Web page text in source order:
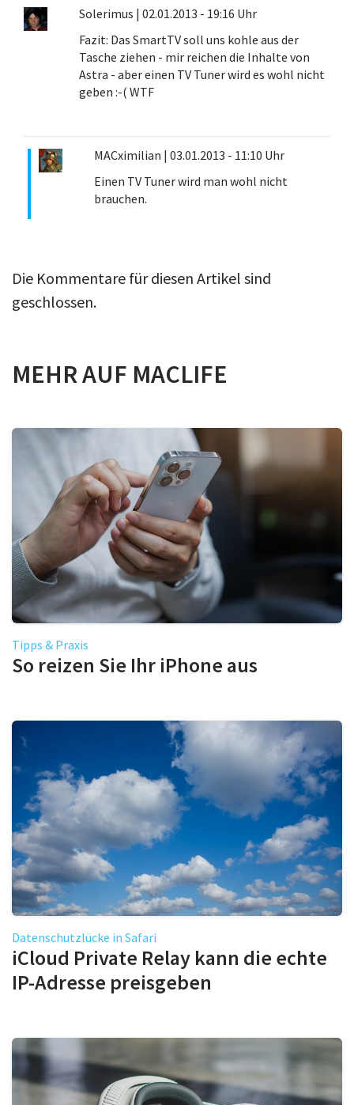
Solerimus | 02.01.2013 - 19:16 Uhr
Fazit: Das SmartTV soll uns kohle aus der
Tasche ziehen - mir reichen die Inhalte von
Astra - aber einen TV Tuner wird es wohl nicht
geben :-( WTF
MACximilian | 03.01.2013 - 11:10 Uhr
Einen TV Tuner wird man wohl nicht
brauchen.
Die Kommentare für diesen Artikel sind
geschlossen.
MEHR AUF MACLIFE
Tipps & Praxis
So reizen Sie Ihr iPhone aus
Datenschutzlücke in Safari
iCloud Private Relay kann die echte
IP-Adresse preisgeben